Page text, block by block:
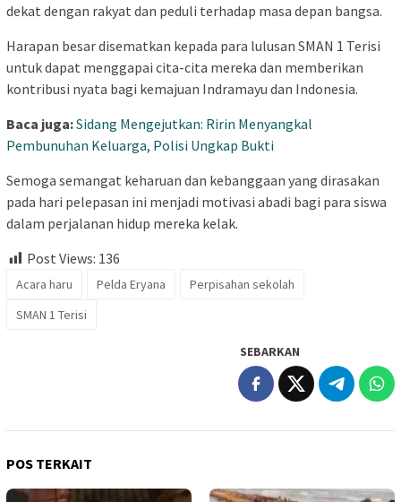
dekat dengan rakyat dan peduli terhadap masa depan bangsa.
Harapan besar disematkan kepada para lulusan SMAN 1 Terisi
untuk dapat menggapai cita-cita mereka dan memberikan
kontribusi nyata bagi kemajuan Indramayu dan Indonesia.
Baca juga:Sidang Mengejutkan: Ririn Menyangkal
Pembunuhan Keluarga, Polisi Ungkap Bukti
Semoga semangat keharuan dan kebanggaan yang dirasakan
pada hari pelepasan ini menjadi motivasi abadi bagi para siswa
dalam perjalanan hidup mereka kelak.
Post Views: 136
Acara haru Pelda Eryana
Perpisahan sekolah
SMAN 1 Terisi
SEBARKAN
POS TERKAIT